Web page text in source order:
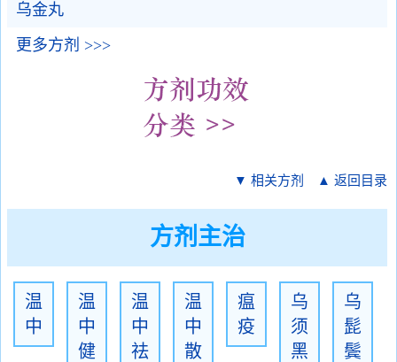
乌金丸
更多方剂 >>>
▼ 相关方剂 ▲ 返回目录
方剂主治
温
中
温
中
健
温
中
祛
温
中
散
瘟
疫
乌
须
黑
乌
髭
鬓